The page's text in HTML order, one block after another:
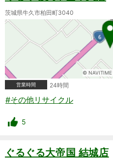
茨城県牛久市柏田町3040
© NAVITIME
営業時間
24時間
#その他リサイクル
5
ぐるぐる大帝国 結城店